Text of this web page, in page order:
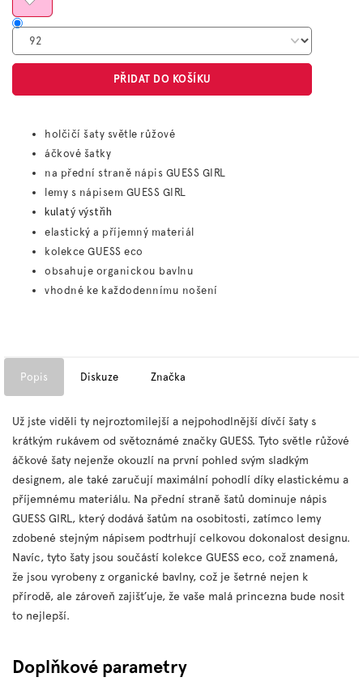
PŘIDAT DO KOŠÍKU
holčičí šaty světle růžové
áčkové šatky
na přední straně nápis GUESS GIRL
lemy s nápisem GUESS GIRL
kulatý výstřih
elastický a příjemný materiál
kolekce GUESS eco
obsahuje organickou bavlnu
vhodné ke každodennímu nošení
Popis Diskuze Značka
Už jste viděli ty nejroztomilejší a nejpohodlnější dívčí šaty s
krátkým rukávem od světoznámé značky GUESS. Tyto světle růžové
áčkové šaty nejenže okouzlí na první pohled svým sladkým
designem, ale také zaručují maximální pohodlí díky elastickému a
příjemnému materiálu. Na přední straně šatů dominuje nápis
GUESS GIRL, který dodává šatům na osobitosti, zatímco lemy
zdobené stejným nápisem podtrhují celkovou dokonalost designu.
Navíc, tyto šaty jsou součástí kolekce GUESS eco, což znamená,
že jsou vyrobeny z organické bavlny, což je šetrné nejen k
přírodě, ale zároveň zajišťuje, že vaše malá princezna bude nosit
to nejlepší.
Doplňkové parametry